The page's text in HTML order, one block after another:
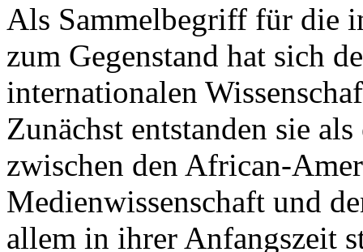
Als Sammelbegriff für die
zum Gegenstand hat sich
internationalen
Zunächst entstanden sie
zwischen den African-
Medienwissenschaft und
allem in ihrer Anfangszeit